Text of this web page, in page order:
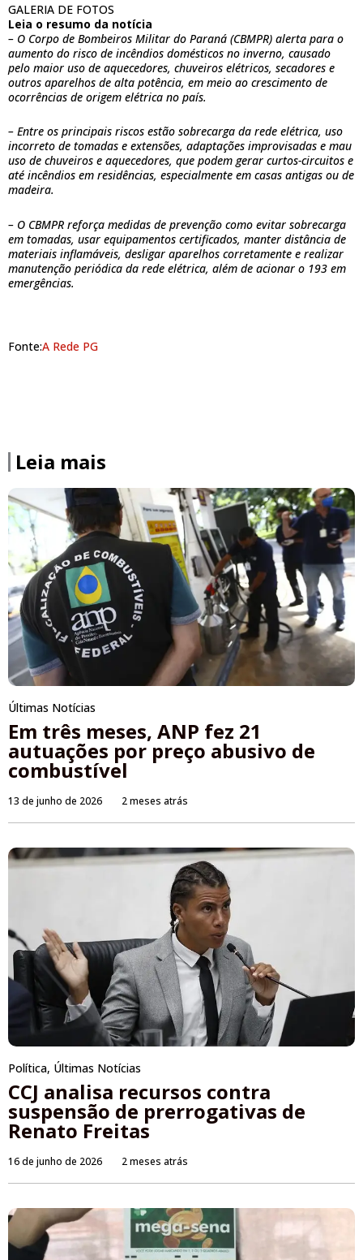
GALERIA DE FOTOS
Leia o resumo da notícia
– O Corpo de Bombeiros Militar do Paraná (CBMPR) alerta para o
aumento do risco de incêndios domésticos no inverno, causado
pelo maior uso de aquecedores, chuveiros elétricos, secadores e
outros aparelhos de alta potência, em meio ao crescimento de
ocorrências de origem elétrica no país.
– Entre os principais riscos estão sobrecarga da rede elétrica, uso
incorreto de tomadas e extensões, adaptações improvisadas e mau
uso de chuveiros e aquecedores, que podem gerar curtos-circuitos e
até incêndios em residências, especialmente em casas antigas ou de
madeira.
– O CBMPR reforça medidas de prevenção como evitar sobrecarga
em tomadas, usar equipamentos certificados, manter distância de
materiais inflamáveis, desligar aparelhos corretamente e realizar
manutenção periódica da rede elétrica, além de acionar o 193 em
emergências.
Fonte:A Rede PG
Leia mais
Últimas Notícias
Em três meses, ANP fez 21
autuações por preço abusivo de
combustível
13 de junho de 2026 2 meses atrás
Política, Últimas Notícias
CCJ analisa recursos contra
suspensão de prerrogativas de
Renato Freitas
16 de junho de 2026 2 meses atrás